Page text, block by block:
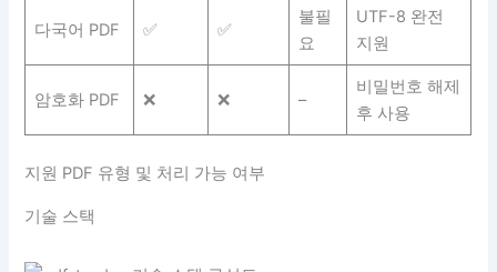
다국어 PDF ✅ ✅
불필
요
UTF-8 완전
지원
암호화 PDF ❌ ❌ –
비밀번호 해제
후 사용
지원 PDF 유형 및 처리 가능 여부
기술 스택